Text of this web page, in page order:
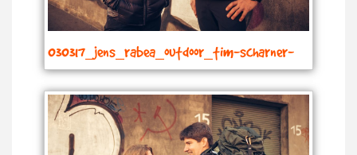
030317_jens_rabea_outdoor_tim-scharner-
dortmund_9602